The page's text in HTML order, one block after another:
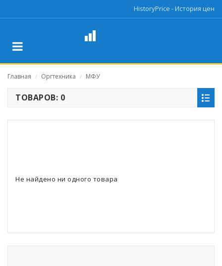
HistoryPrice - История цен
Главная / Оргтехника / МФУ
ТОВАРОВ: 0
Не найдено ни одного товара